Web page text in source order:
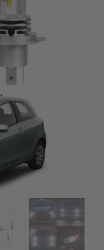
is bízunk.